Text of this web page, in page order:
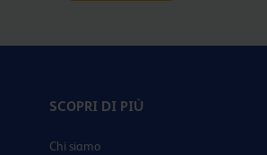
SCOPRI DI PIÙ
Chi siamo